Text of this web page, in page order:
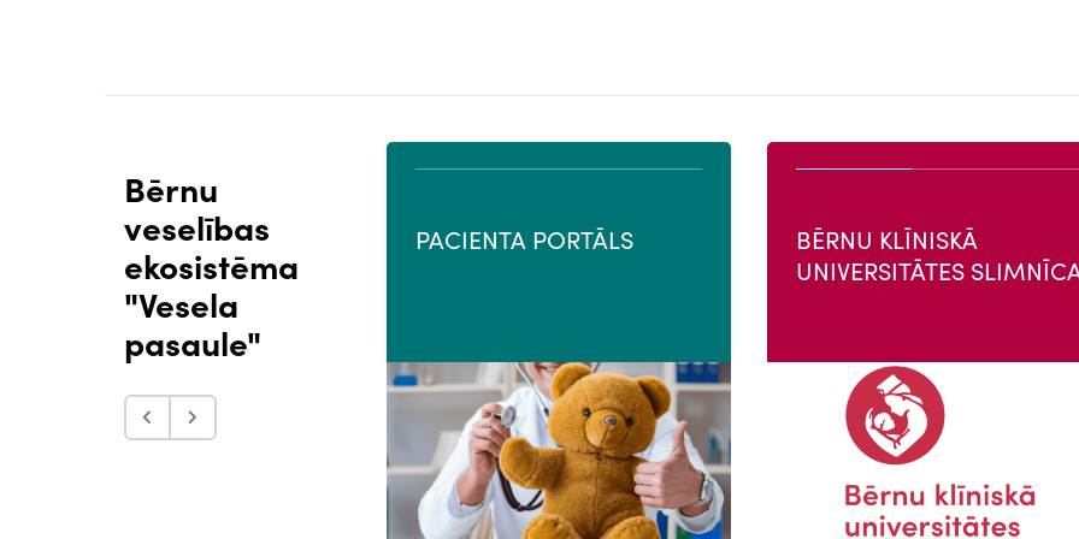
Bērnu
veselības
ekosistēma
"Vesela
pasaule"
PROFESIONĀĻU PORTĀLS PACIENTA PORTĀLS
BĒRNU KLĪNISKĀ
UNIVERSITĀTES